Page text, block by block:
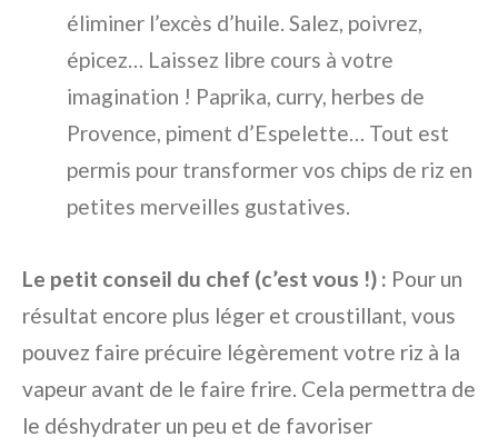
éliminer l’excès d’huile. Salez, poivrez,
épicez… Laissez libre cours à votre
imagination ! Paprika, curry, herbes de
Provence, piment d’Espelette… Tout est
permis pour transformer vos chips de riz en
petites merveilles gustatives.
Le petit conseil du chef (c’est vous !) : Pour un
résultat encore plus léger et croustillant, vous
pouvez faire précuire légèrement votre riz à la
vapeur avant de le faire frire. Cela permettra de
le déshydrater un peu et de favoriser